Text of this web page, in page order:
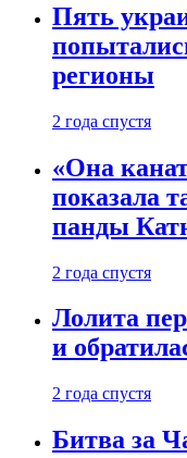
Пять
регионы
2 года спустя
«Она
показала
панды
2 года спустя
Лолита
и
2 года спустя
Битва за